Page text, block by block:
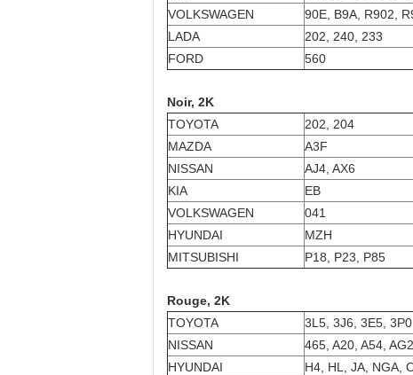
VOLKSWAGEN
90E, B9A, R902,
LADA
202, 240, 233
FORD
560
Noir, 2K
TOYOTA
202, 204
MAZDA
A3F
NISSAN
AJ4, AX6
KIA
EB
VOLKSWAGEN
041
HYUNDAI
MZH
MITSUBISHI
P18, P23, P85
Rouge, 2K
TOYOTA
3L5, 3J6, 3E5, 3P0
NISSAN
465, A20, A54, AG2
HYUNDAI
H4, HL, JA, NGA,